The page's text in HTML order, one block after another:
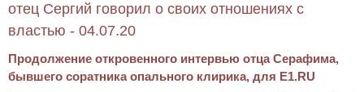
отец Сергий говорил о своих отношениях с
властью - 04.07.20
Продолжение откровенного интервью отца Серафима,
бывшего соратника опального клирика, для E1.RU